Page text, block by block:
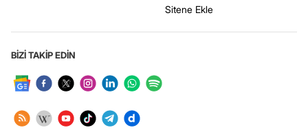
Sitene Ekle
BİZİ TAKİP EDİN